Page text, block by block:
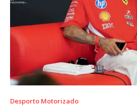
Desporto Motorizado